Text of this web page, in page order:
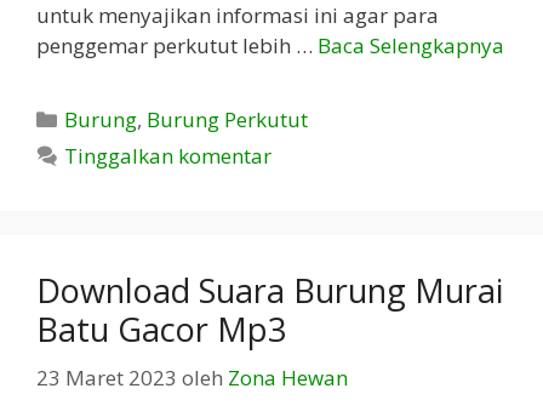
untuk menyajikan informasi ini agar para
penggemar perkutut lebih … Baca Selengkapnya
Kategori
Burung, Burung Perkutut
Tinggalkan komentar
Download Suara Burung Murai
Batu Gacor Mp3
23 Maret 2023 oleh Zona Hewan